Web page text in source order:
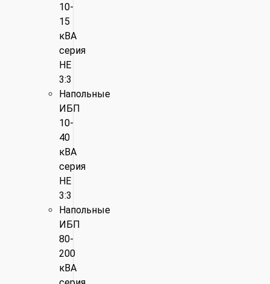
10-
15
кВА
серия
HE
3:3
Напольные
ИБП
10-
40
кВА
серия
HE
3:3
Напольные
ИБП
80-
200
кВА